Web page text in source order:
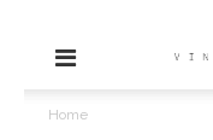
Home